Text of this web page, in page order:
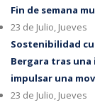
Fin de semana
23 de Julio, Jueves
Sostenibilidad
Bergara tras una
impulsar una
23 de Julio, Jueves